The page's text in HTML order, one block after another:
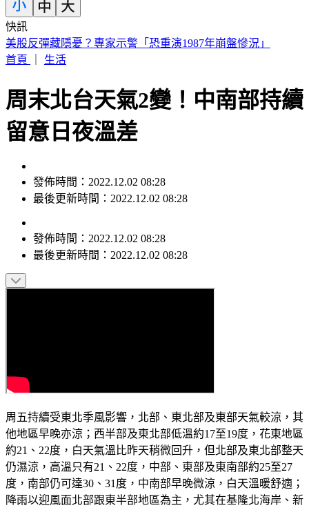
快訊
7縣市高溫飆36度！白海豚逼近風雨增 週末雨彈最猛
首頁
生活
周末北台天氣2變！中南部持續
留意日夜溫差
發佈時間：2022.12.02 08:28
最後更新時間：2022.12.02 08:28
發佈時間： 2022.12.02 08:28
最後更新時間： 2022.12.02 08:28
周五持續受東北季風影響，北部、東北部及東部天氣較涼，其
他地區早晚亦涼；西半部及東北部低溫約17至19度，花東地區
約21、22度，白天氣溫比昨天稍微回升，但北部及東北部整天
仍濕涼，高溫只有21、22度，中部、東部及東南部約25至27
度，南部仍可達30、31度，中南部早晚微涼，白天溫暖舒適；
降雨以迎風面北部跟東半部地區為主，尤其在基隆北海岸、新